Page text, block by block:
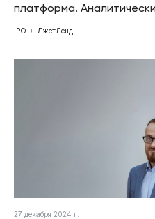
платформа.
IPO ДжетЛенд
27 декабря 2024 г.